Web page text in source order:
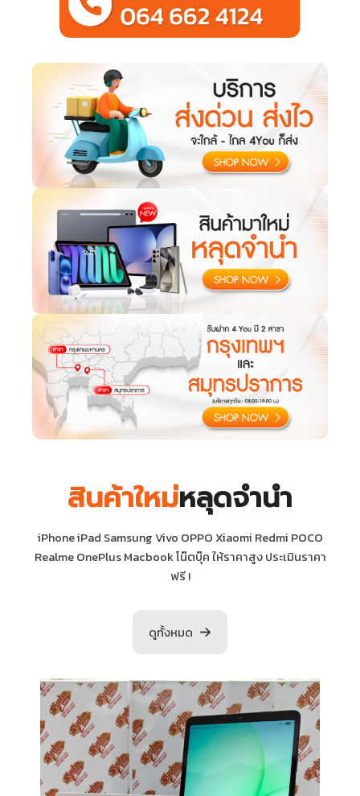
สินค้าใหม่หลุดจำนำ
iPhone iPad Samsung Vivo OPPO Xiaomi Redmi POCO
Realme OnePlus Macbook โน๊ตบุ๊ค ให้ราคาสูง ประเมินราคา
ฟรี !
ดูทั้งหมด